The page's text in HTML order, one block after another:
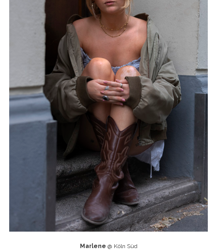
Marlene @ Köln Süd